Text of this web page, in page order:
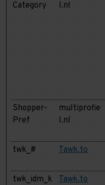
Category
l.nl
Shopper-
Pref
multiprofie
l.nl
twk_# Tawk.to
twk_idm_k
Tawk.to